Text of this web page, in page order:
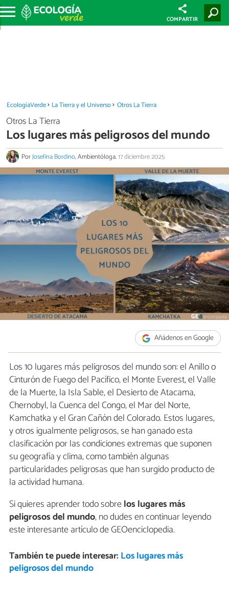
COMPARTIR
EcologíaVerde La Tierra y el Universo Otros La Tierra
Otros La Tierra
Los lugares más peligrosos del mundo
PorJosefina Bordino, Ambientóloga.17 diciembre 2025
Añádenos en Google
Los 10 lugares más peligrosos del mundo son: el Anillo o
Cinturón de Fuego del Pacífico, el Monte Everest, el Valle
de la Muerte, la Isla Sable, el Desierto de Atacama,
Chernobyl, la Cuenca del Congo, el Mar del Norte,
Kamchatka y el Gran Cañón del Colorado. Estos lugares,
y otros igualmente peligrosos, se han ganado esta
clasificación por las condiciones extremas que suponen
su geografía y clima, como también algunas
particularidades peligrosas que han surgido producto de
la actividad humana.
Si quieres aprender todo sobrelos lugares más
peligrosos del mundo, no dudes en continuar leyendo
este interesante artículo de GEOenciclopedia.
También te puede interesar: Los lugares más
peligrosos del mundo